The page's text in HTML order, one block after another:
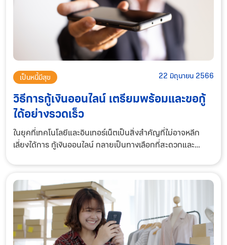
เป็นหนี้มีสุข 22 มิถุนายน 2566
วิธีการกู้เงินออนไลน์ เตรียมพร้อมและขอกู้
ได้อย่างรวดเร็ว
ในยุคที่เทคโนโลยีและอินเทอร์เน็ตเป็นสิ่งสำคัญที่ไม่อาจหลีก
เลี่ยงได้การ กู้เงินออนไลน์ กลายเป็นทางเลือกที่สะดวกและ
จะพาเพื่อนๆไปทำความเข้าใ